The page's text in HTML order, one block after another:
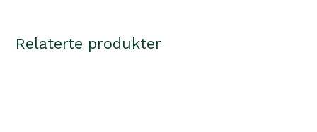
Relaterte produkter